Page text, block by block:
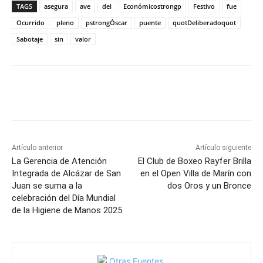
TAGS asegura ave del Económicostrongp Festivo
fue
Ocurrido
pleno pstrongÓscar puente
quotDeliberadoquot
Sabotaje
sin valor
Artículo anterior
La Gerencia de Atención
Integrada de Alcázar de San
Juan se suma a la
celebración del Día Mundial
de la Higiene de Manos 2025
Artículo siguiente
El Club de Boxeo Rayfer Brilla
en el Open Villa de Marín con
dos Oros y un Bronce